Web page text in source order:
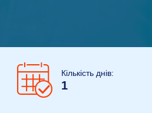
Кількість днів:
1